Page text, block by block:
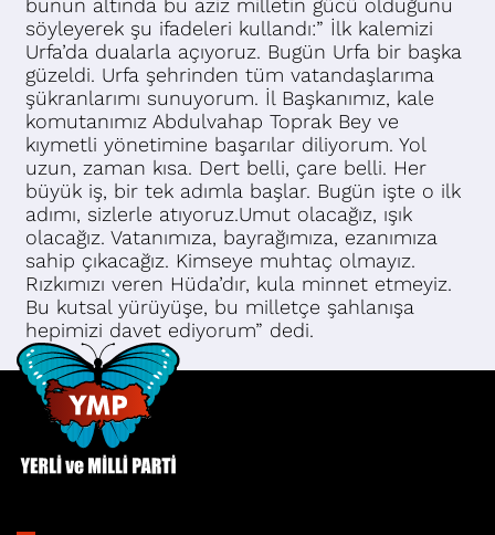
bunun altında bu aziz milletin gücü olduğunu
söyleyerek şu ifadeleri kullandı:” İlk kalemizi
Urfa’da dualarla açıyoruz. Bugün Urfa bir başka
güzeldi. Urfa şehrinden tüm vatandaşlarıma
şükranlarımı sunuyorum. İl Başkanımız, kale
komutanımız Abdulvahap Toprak Bey ve
kıymetli yönetimine başarılar diliyorum. Yol
uzun, zaman kısa. Dert belli, çare belli. Her
büyük iş, bir tek adımla başlar. Bugün işte o ilk
adımı, sizlerle atıyoruz.Umut olacağız, ışık
olacağız. Vatanımıza, bayrağımıza, ezanımıza
sahip çıkacağız. Kimseye muhtaç olmayız.
Rızkımızı veren Hüda’dır, kula minnet etmeyiz.
Bu kutsal yürüyüşe, bu milletçe şahlanışa
hepimizi davet ediyorum” dedi.